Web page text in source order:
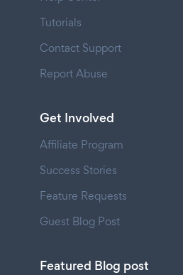
Tutorials
Contact Support
Report Abuse
Get Involved
Affiliate Program
Success Stories
Feature Requests
Guest Blog Post
Featured Blog post